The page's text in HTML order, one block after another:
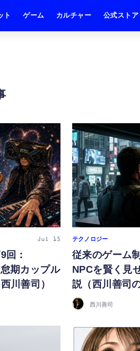
ト ゲーム カルチャー 公式ストア
Jul 15
回：
期カップル
川善司）
テクノロジー
従来のゲーム
NPCを賢く見
説（西川善司
西川善司